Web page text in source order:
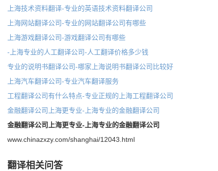
上海技术资料翻译-专业的英语技术资料翻译公司
上海网站翻译公司-专业的网站翻译公司有哪些
上海游戏翻译公司-游戏翻译公司有哪些
-上海专业的人工翻译公司-人工翻译价格多少钱
专业的说明书翻译公司-哪家上海说明书翻译公司比较好
上海汽车翻译公司-专业汽车翻译服务
工程翻译公司有什么特点-专业正规的上海工程翻译公司
金融翻译公司上海更专业-上海专业的金融翻译公司
金融翻译公司上海更专业-上海专业的金融翻译公司
www.chinazxzy.com/shanghai/12043.html
翻译相关问答